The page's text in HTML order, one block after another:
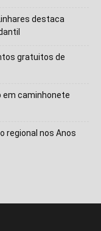
destaca
gratuitos de
em caminhonete
regional nos Anos